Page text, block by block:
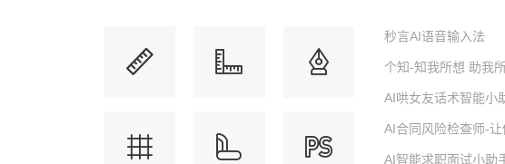
秒言AI语音输入法
个知-知我所想 助我
AI哄女友话术智能小
AI合同风险检查师-
AI智能求职面试小助